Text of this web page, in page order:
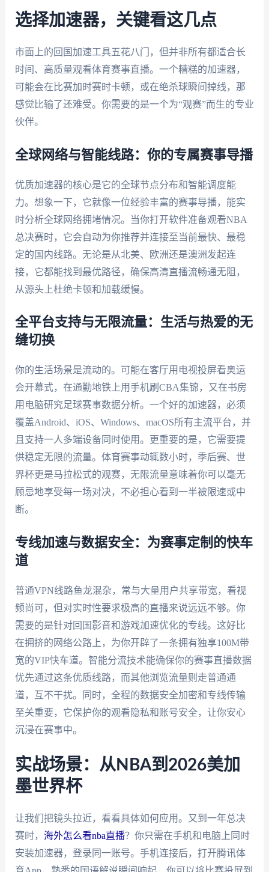
选择加速器，关键看这几点
市面上的回国加速工具五花八门，但并非所有都适合长
时间、高质量观看体育赛事直播。一个糟糕的加速器，
可能会在比赛加时赛时卡顿，或在绝杀球瞬间掉线，那
感觉比输了还难受。你需要的是一个为“观赛”而生的专业
伙伴。
全球网络与智能线路：你的专属赛事导播
优质加速器的核心是它的全球节点分布和智能调度能
力。想象一下，它就像一位经验丰富的赛事导播，能实
时分析全球网络拥堵情况。当你打开软件准备观看NBA
总决赛时，它会自动为你推荐并连接至当前最快、最稳
定的国内线路。无论是从北美、欧洲还是澳洲发起连
接，它都能找到最优路径，确保高清直播流畅通无阻，
从源头上杜绝卡顿和加载缓慢。
全平台支持与无限流量：生活与热爱的无
缝切换
你的生活场景是流动的。可能在客厅用电视投屏看奥运
会开幕式，在通勤地铁上用手机刷CBA集锦，又在书房
用电脑研究足球赛事数据分析。一个好的加速器，必须
覆盖Android、iOS、Windows、macOS所有主流平台，并
且支持一人多端设备同时使用。更重要的是，它需要提
供稳定无限的流量。体育赛事动辄数小时，季后赛、世
界杯更是马拉松式的观赛，无限流量意味着你可以毫无
顾忌地享受每一场对决，不必担心看到一半被限速或中
断。
专线加速与数据安全：为赛事定制的快车
道
普通VPN线路鱼龙混杂，常与大量用户共享带宽，看视
频尚可，但对实时性要求极高的直播来说远远不够。你
需要的是针对回国影音和游戏加速优化的专线。这好比
在拥挤的网络公路上，为你开辟了一条拥有独享100M带
宽的VIP快车道。智能分流技术能确保你的赛事直播数据
优先通过这条优质线路，而其他浏览流量则走普通通
道，互不干扰。同时，全程的数据安全加密和专线传输
至关重要，它保护你的观看隐私和账号安全，让你安心
沉浸在赛事中。
实战场景：从NBA到2026美加
墨世界杯
让我们把镜头拉近，看看具体如何应用。又到一年总决
赛时， 海外怎么看nba直播？你只需在手机和电脑上同时
安装加速器，登录同一账号。手机连接后，打开腾讯体